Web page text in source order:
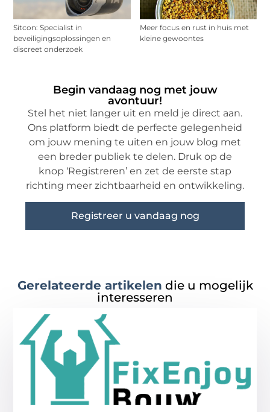
Sitcon: Specialist in
beveiligingsoplossingen en
discreet onderzoek
Meer focus en rust in huis met
kleine gewoontes
Begin vandaag nog met jouw
avontuur!
Stel het niet langer uit en meld je direct aan.
Ons platform biedt de perfecte gelegenheid
om jouw mening te uiten en jouw blog met
een breder publiek te delen. Druk op de
knop ‘Registreren’ en zet de eerste stap
richting meer zichtbaarheid en ontwikkeling.
Registreer u vandaag nog
Gerelateerde artikelen die u mogelijk
interesseren